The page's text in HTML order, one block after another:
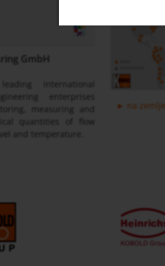
GmbH
international
enterprises
measuring and
quantities of flow
and temperature.
na